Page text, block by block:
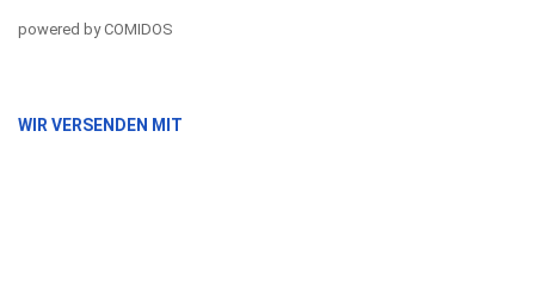
powered by COMIDOS
WIR VERSENDEN MIT